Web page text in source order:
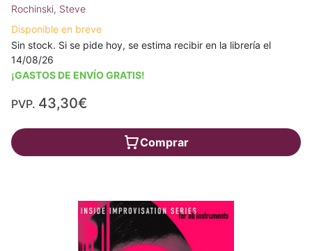
Rochinski, Steve
Disponible en breve
Sin stock. Si se pide hoy, se estima recibir en la librería el
14/08/26
¡GASTOS DE ENVÍO GRATIS!
PVP. 43,30€
Comprar